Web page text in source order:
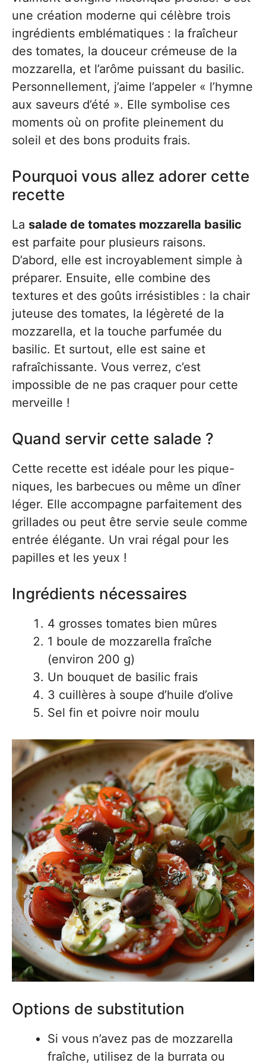
une création moderne qui célèbre trois
ingrédients emblématiques : la fraîcheur
des tomates, la douceur crémeuse de la
mozzarella, et l’arôme puissant du basilic.
Personnellement, j’aime l’appeler « l’hymne
aux saveurs d’été ». Elle symbolise ces
moments où on profite pleinement du
soleil et des bons produits frais.
Pourquoi vous allez adorer cette
recette
La salade de tomates mozzarella basilic
est parfaite pour plusieurs raisons.
D’abord, elle est incroyablement simple à
préparer. Ensuite, elle combine des
textures et des goûts irrésistibles : la chair
juteuse des tomates, la légèreté de la
mozzarella, et la touche parfumée du
basilic. Et surtout, elle est saine et
rafraîchissante. Vous verrez, c’est
impossible de ne pas craquer pour cette
merveille !
Quand servir cette salade ?
Cette recette est idéale pour les pique-
niques, les barbecues ou même un dîner
léger. Elle accompagne parfaitement des
grillades ou peut être servie seule comme
entrée élégante. Un vrai régal pour les
papilles et les yeux !
Ingrédients nécessaires
4 grosses tomates bien mûres
1 boule de mozzarella fraîche
(environ 200 g)
Un bouquet de basilic frais
3 cuillères à soupe d’huile d’olive
Sel fin et poivre noir moulu
Options de substitution
Si vous n’avez pas de mozzarella
fraîche, utilisez de la burrata ou